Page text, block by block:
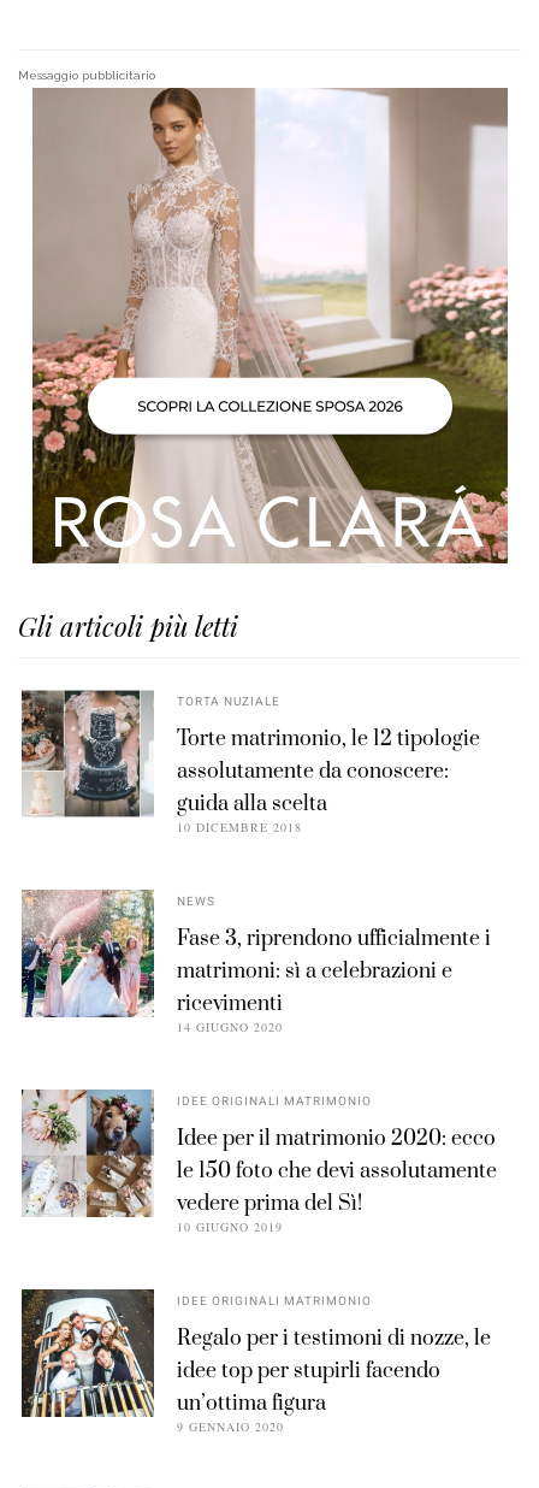
Messaggio pubblicitario
Gli articoli più letti
TORTA NUZIALE
Torte matrimonio, le 12 tipologie
assolutamente da conoscere:
guida alla scelta
10 DICEMBRE 2018
NEWS
Fase 3, riprendono ufficialmente i
matrimoni: sì a celebrazioni e
ricevimenti
14 GIUGNO 2020
IDEE ORIGINALI MATRIMONIO
Idee per il matrimonio 2020: ecco
le 150 foto che devi assolutamente
vedere prima del Sì!
10 GIUGNO 2019
IDEE ORIGINALI MATRIMONIO
Regalo per i testimoni di nozze, le
idee top per stupirli facendo
un’ottima figura
9 GENNAIO 2020